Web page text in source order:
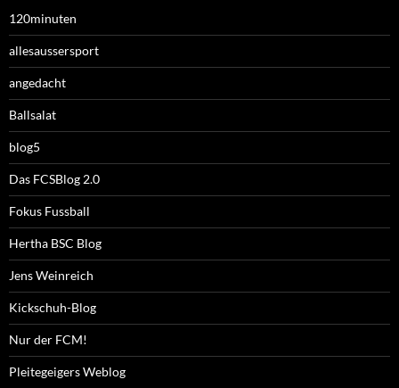
120minuten
allesaussersport
angedacht
Ballsalat
blog5
Das FCSBlog 2.0
Fokus Fussball
Hertha BSC Blog
Jens Weinreich
Kickschuh-Blog
Nur der FCM!
Pleitegeigers Weblog